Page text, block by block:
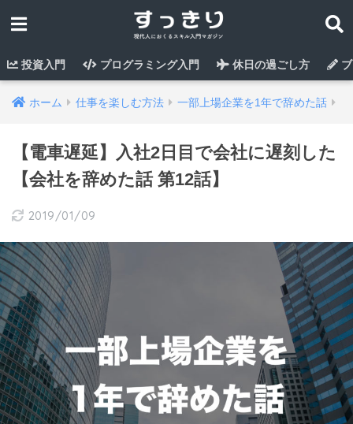
投資入門 プログラミング入門 休日の過ごし方
ホーム 仕事を楽しむ方法 一部上場企業を1年で辞めた話
【電車遅延】入社2日目で会社に遅刻した
【会社を辞めた話 第12話】
2019/01/09